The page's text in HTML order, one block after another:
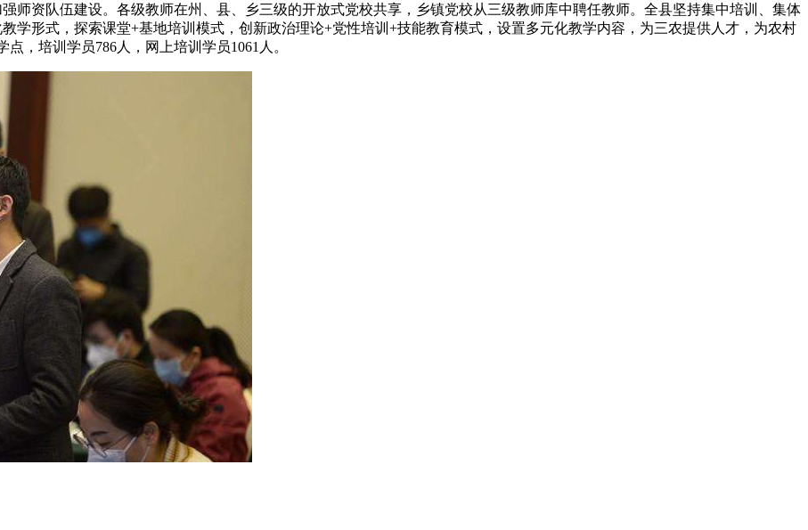
师资队伍建设。各级教师在州、县、乡三级的开放式党校共享，乡镇党校从三级教师库中聘任教师。全县坚持集中培训、集体
学形式，探索课堂+基地培训模式，创新政治理论+党性培训+技能教育模式，设置多元化教学内容，为三农提供人才，为农村
，培训学员786人，网上培训学员1061人。